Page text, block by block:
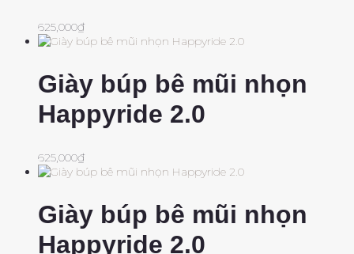
625,000₫
Giày búp bê mũi nhọn
Happyride 2.0
625,000₫
Giày búp bê mũi nhọn
Happyride 2.0